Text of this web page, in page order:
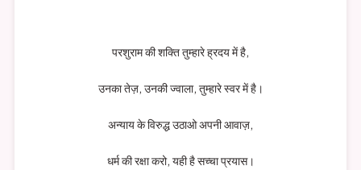
परशुराम की शक्ति तुम्हारे ह्रदय में है,
उनका तेज़, उनकी ज्वाला, तुम्हारे स्वर में है।
अन्याय के विरुद्ध उठाओ अपनी आवाज़,
धर्म की रक्षा करो, यही है सच्चा प्रयास।